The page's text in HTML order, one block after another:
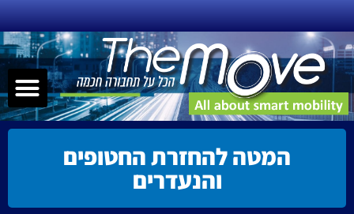
דילוג
לתוכן
המטה להחזרת החטופים
והנעדרים